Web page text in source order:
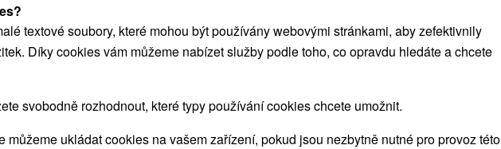
ZOBRAZIT
Chata Koja Oravice
Oravice
textové soubory, které mohou být používány webovými stránkami, aby zefektivnily
Díky cookies vám můžeme nabízet služby podle toho, co opravdu hledáte a chcete
svobodně rozhodnout, které typy používání cookies chcete umožnit.
můžeme ukládat cookies na vašem zařízení, pokud jsou nezbytně nutné pro provoz této